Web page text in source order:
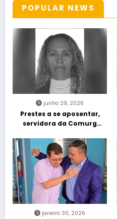
POPULAR NEWS
junho 29, 2026
Prestes a se aposentar,
servidora da Comurg
entra em protocolo de
morte encefálica
janeiro 30, 2026